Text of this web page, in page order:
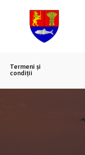
Termeni și
condiții